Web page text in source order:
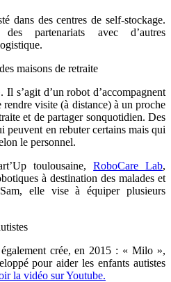
dans des centres de self-stockage.
partenariats avec d’autres
maisons de retraite
s’agit d’un robot d’accompagnent
visite (à distance) à un proche
et de partager sonquotidien. Des
peuvent en rebuter certains mais qui
le personnel.
toulousaine,RoboCare Lab,
à destination des malades et
elle vise à équiper plusieurs
crée, en 2015 : « Milo »,
pour aider les enfants autistes
la vidéo sur Youtube.